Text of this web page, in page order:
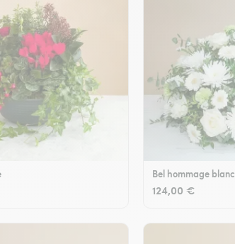
Bel hommage blanc
124,00 €